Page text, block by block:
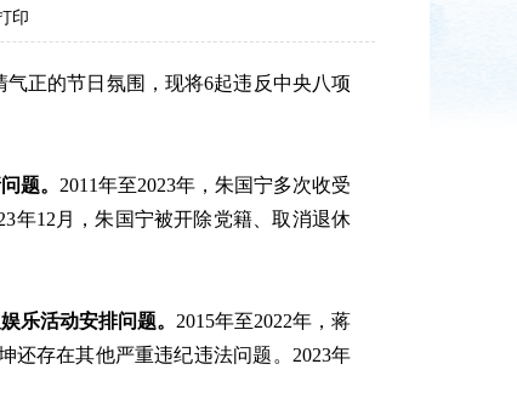
印
正的节日氛围，现将6起违反中央八项
题。 2011年至2023年，朱国宁多次收受
年12月，朱国宁被开除党籍、取消退休
乐活动安排问题。 2015年至2022年，蒋
还存在其他严重违纪违法问题。2023年